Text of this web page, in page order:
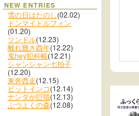
NEW ENTRIES
雪の日はたのし(02.02)
ドンマイドルフィン
(01.20)
ツンドル(12.23)
離れ難き酉年(12.22)
鬼hey犯科帳(12.21)
シャンシャン七拍子
(12.20)
東奔西走(12.15)
ビットインコ(12.14)
ナンダか巨猫(12.13)
ぶつよくの森(12.08)